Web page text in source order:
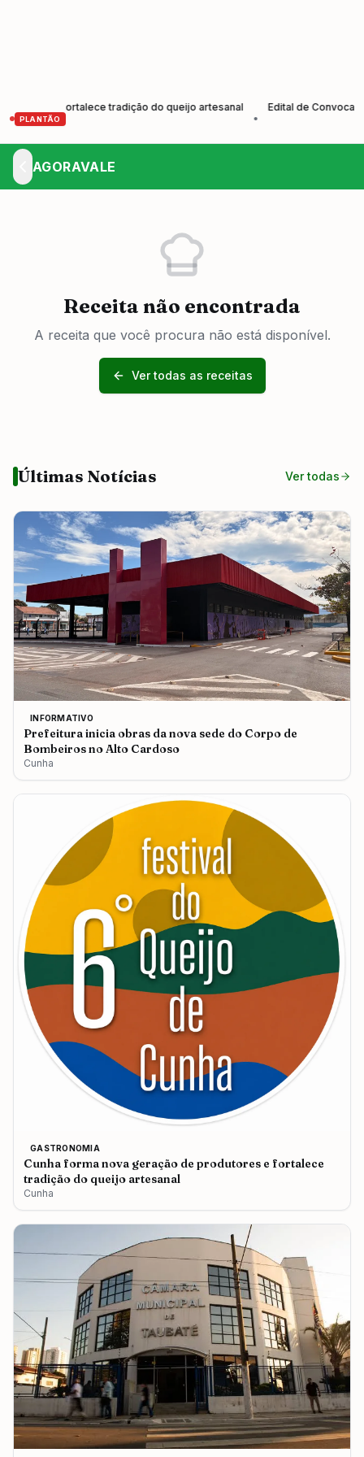
PLANTÃO
e fortalece tradição do queijo artesanal
Edital de Convocação
AGORAVALE
Receita não encontrada
A receita que você procura não está disponível.
Ver todas as receitas
Últimas Notícias Ver todas
INFORMATIVO
Prefeitura inicia obras da nova sede do Corpo de
Bombeiros no Alto Cardoso
Cunha
GASTRONOMIA
Cunha forma nova geração de produtores e fortalece
tradição do queijo artesanal
Cunha